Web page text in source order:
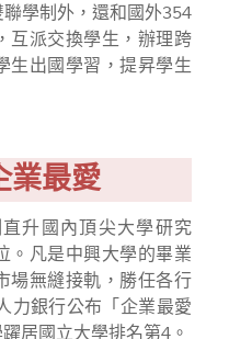
學制外，還和國外354
互派交換學生，辦理跨
生出國學習，提昇學生
業最愛
升國內頂尖大學研究
。凡是中興大學的畢業
場無縫接軌，勝任各行
力銀行公布「企業最愛
居國立大學排名第4。